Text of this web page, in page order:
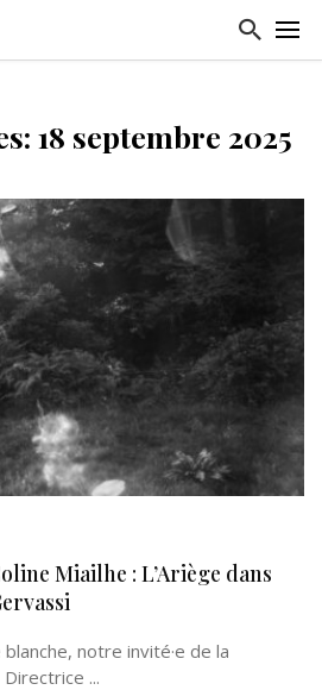
18 septembre 2025
Miailhe : L’Ariège dans
notre invité·e de la
...